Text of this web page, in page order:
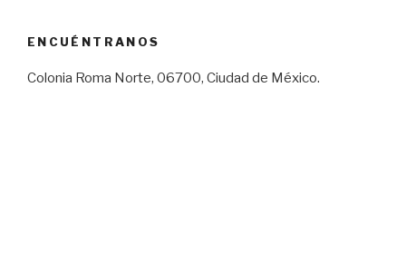
ENCUÉNTRANOS
Colonia Roma Norte, 06700, Ciudad de México.